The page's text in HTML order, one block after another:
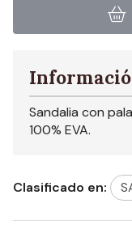
Sandalia con
100% EVA.
Clasificado en: